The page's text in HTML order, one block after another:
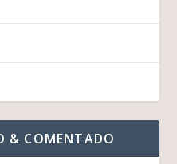
& COMENTADO